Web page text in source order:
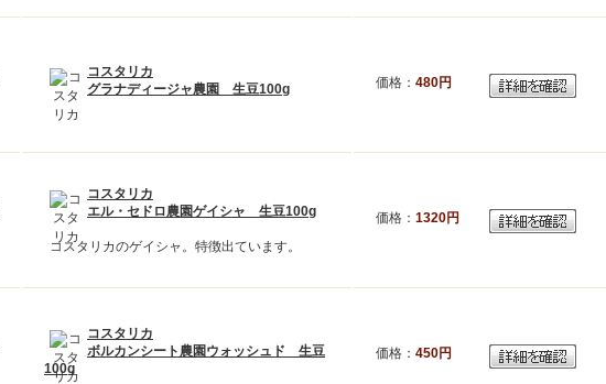
コスタリカ
グラナディージャ農園 生豆100g
価格： 480円
コスタリカ
エル・セドロ農園ゲイシャ 生豆100g
コスタリカのゲイシャ。特徴出ています。
価格： 1320円
コスタリカ
ボルカンシート農園ウォッシュド 生豆
100g
価格： 450円